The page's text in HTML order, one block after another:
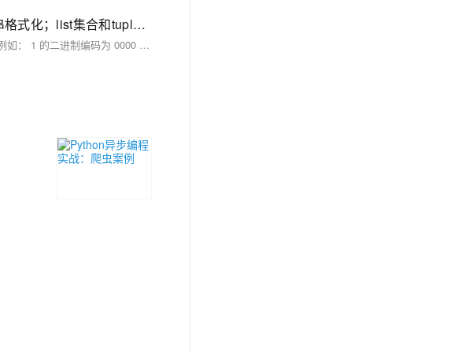
（Python基础）新时代语言！一起学习Python吧！（二）：字符编码由来；Python字符串、字符串格式化；list集合和tuple元组区别
字符编码 我们要清楚，计算机最开始的表达都是由二进制而来 我们要想通过二进制来表示我们熟知的字符看看以下的变化 例如： 1 的二进制编码为 0000 0001 我们通过A这个字符，让其在计算机内部存储（现如今，A 字符在地址通常表示为65） 现在拿A举例： 在计算机内部 A字符，它本身表示为 65这个数，在计算机底层会转为二进制码 也意味着A字符在底层表示为 1000001 通过这样的字符表示进行转换，逐步发展为拥有127个字符的编码存储到计算机中，这个编码表也被称为ASCII编码。 但随时代变迁，ASCII编码逐渐暴露短板，全球有上百种语言，光是ASCII编码并不能够满足需求